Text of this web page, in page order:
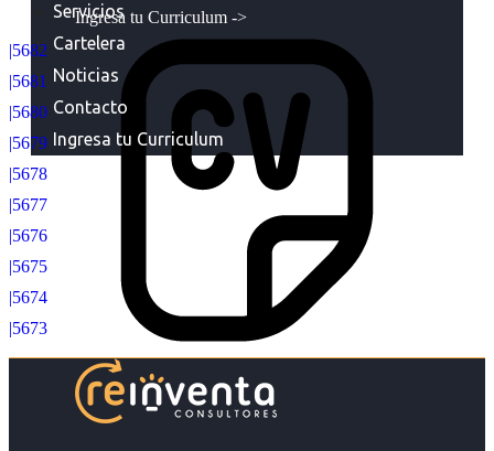
Ingresa tu Curriculum ->
Servicios
Cartelera
Noticias
Contacto
Ingresa tu Curriculum
|5682
|5681
|5680
|5679
|5678
|5677
|5676
|5675
|5674
|5673